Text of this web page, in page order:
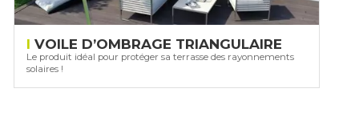
VOILE D’OMBRAGE TRIANGULAIRE
Le produit idéal pour protéger sa terrasse des rayonnements
solaires !